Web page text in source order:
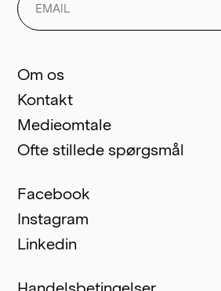
Om os
Kontakt
Medieomtale
Ofte stillede spørgsmål
Facebook
Instagram
Linkedin